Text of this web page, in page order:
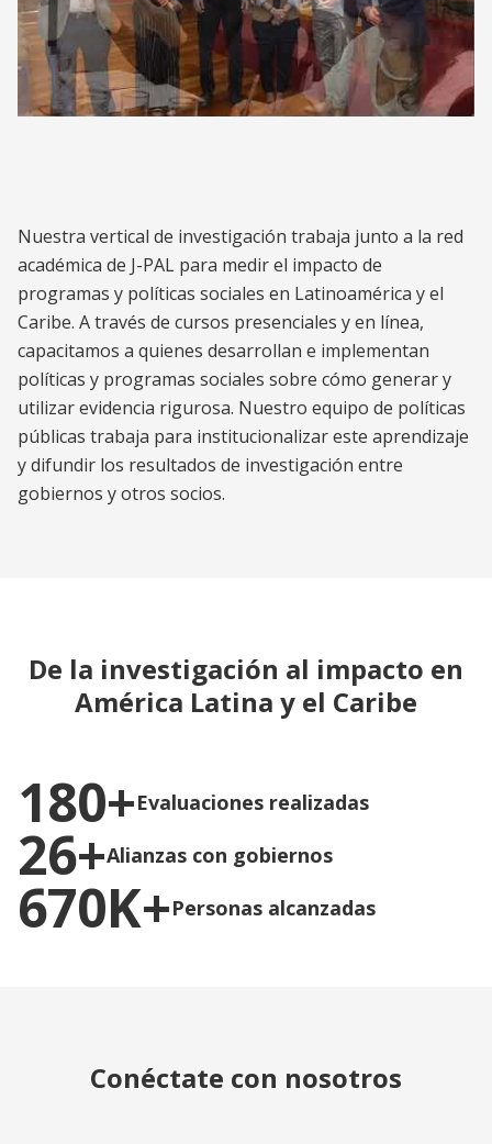
Nuestra vertical de investigación trabaja junto a la red
académica de J-PAL para medir el impacto de
programas y políticas sociales en Latinoamérica y el
Caribe. A través de cursos presenciales y en línea,
capacitamos a quienes desarrollan e implementan
políticas y programas sociales sobre cómo generar y
utilizar evidencia rigurosa. Nuestro equipo de políticas
públicas trabaja para institucionalizar este aprendizaje
y difundir los resultados de investigación entre
gobiernos y otros socios.
De la investigación al impacto en
América Latina y el Caribe
180+Evaluaciones realizadas
26+Alianzas con gobiernos
670K+Personas alcanzadas
Conéctate con nosotros